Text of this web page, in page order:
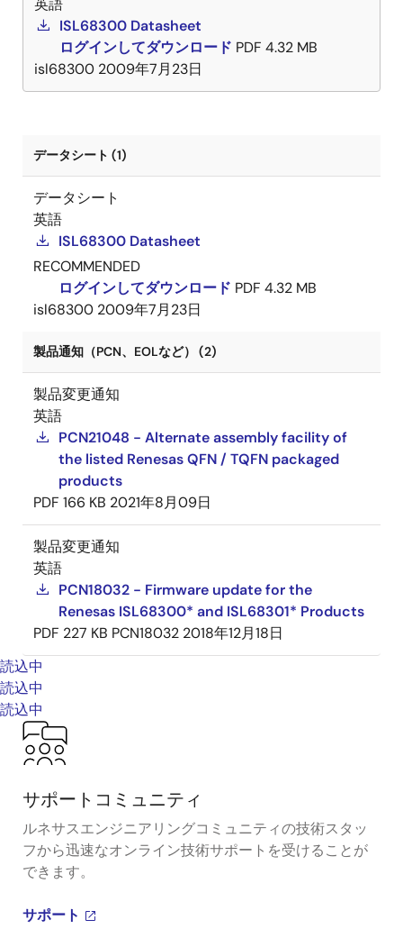
英語
ISL68300 Datasheet
ログインしてダウンロード PDF 4.32 MB
isl68300 2009年7月23日
データシート (1)
データシート
英語
ISL68300 Datasheet
RECOMMENDED
ログインしてダウンロード PDF 4.32 MB
isl68300 2009年7月23日
製品通知（PCN、EOLなど） (2)
製品変更通知
英語
PCN21048 - Alternate assembly facility of
the listed Renesas QFN / TQFN packaged
products
PDF 166 KB 2021年8月09日
製品変更通知
英語
PCN18032 - Firmware update for the
Renesas ISL68300* and ISL68301* Products
PDF 227 KB PCN18032 2018年12月18日
読込中
読込中
読込中
サポートコミュニティ
ルネサスエンジニアリングコミュニティの技術スタッ
フから迅速なオンライン技術サポートを受けることが
できます。
サポート